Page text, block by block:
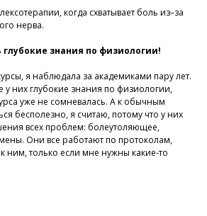
когда схватывает боль из–за
нерва.
знания по физиологии!
я наблюдала за академиками пару лет.
у них глубокие знания по физиологии,
уже не сомневалась. А к обычным
бесполезно, я считаю, потому что у них
всех проблем: болеутоляющее,
Они все работают по протоколам,
ним, только если мне нужны какие-то
заботы